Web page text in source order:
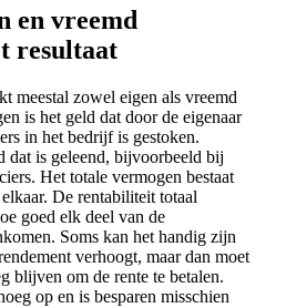
en vreemd
resultaat
meestal zowel eigen als vreemd
is het geld dat door de eigenaar
in het bedrijf is gestoken.
dat is geleend, bijvoorbeeld bij
Het totale vermogen bestaat
De rentabiliteit totaal
goed elk deel van de
Soms kan het handig zijn
verhoogt, maar dan moet
blijven om de rente te betalen.
op en is besparen misschien